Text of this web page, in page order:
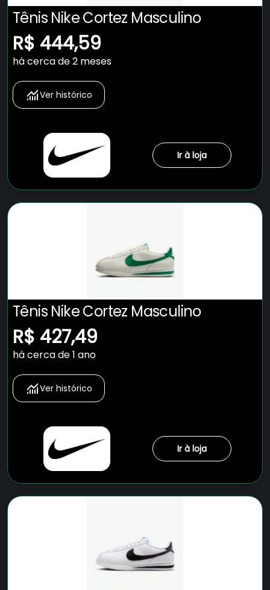
Tênis Nike Cortez Masculino
R$ 444,59
há cerca de 2 meses
Ver histórico
Ir à loja
Tênis Nike Cortez Masculino
R$ 427,49
há cerca de 1 ano
Ver histórico
Ir à loja